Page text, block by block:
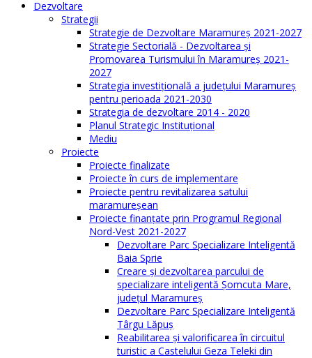
Dezvoltare
Strategii
Strategie de Dezvoltare Maramureș 2021-2027
Strategie Sectorială - Dezvoltarea și
Promovarea Turismului în Maramureș 2021-
2027
Strategia investiţională a județului Maramureș
pentru perioada 2021-2030
Strategia de dezvoltare 2014 - 2020
Planul Strategic Instituţional
Mediu
Proiecte
Proiecte finalizate
Proiecte în curs de implementare
Proiecte pentru revitalizarea satului
maramureşean
Proiecte finanțate prin Programul Regional
Nord-Vest 2021-2027
Dezvoltare Parc Specializare Inteligentă
Baia Sprie
Creare și dezvoltarea parcului de
specializare inteligentă Șomcuta Mare,
județul Maramureș
Dezvoltare Parc Specializare Inteligentă
Târgu Lăpuș
Reabilitarea și valorificarea în circuitul
turistic a Castelului Geza Teleki din